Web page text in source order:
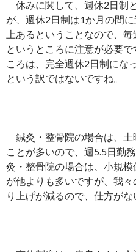
休みに関して、週休2日制
が、週休2日制は1か月の間
上あるということなので、
というところに注意が必要
ころは、完全週休2日制にな
という訳ではないですね。
鍼灸・整骨院の場合は、土
ことが多いので、週5.5日勤
灸・整骨院の場合は、小規
が他よりも多いですが、我
り上げが減るので、仕方がな